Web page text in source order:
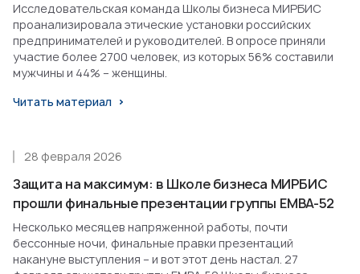
Исследовательская команда Школы бизнеса МИРБИС
проанализировала этические установки российских
предпринимателей и руководителей. В опросе приняли
участие более 2700 человек, из которых 56% составили
мужчины и 44% – женщины.
Читать материал
Защита на максимум: в Школе бизнеса МИРБИС
прошли финальные презентации группы EMBA-52
28 февраля 2026
Несколько месяцев напряженной работы, почти
бессонные ночи, финальные правки презентаций
накануне выступления – и вот этот день настал. 27